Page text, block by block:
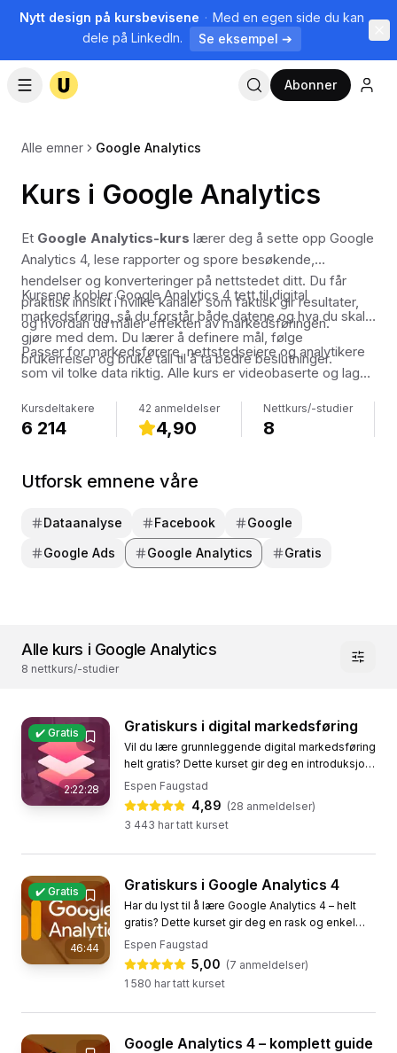
Nytt design på kursbevisene · Med en egen side du kan
dele på LinkedIn.
Se eksempel ➔
Abonner
Alle emner Google Analytics
Kurs i Google Analytics
Et Google Analytics-kurs lærer deg å sette opp Google
Analytics 4, lese rapporter og spore besøkende,
hendelser og konverteringer på nettstedet ditt. Du får
praktisk innsikt i hvilke kanaler som faktisk gir resultater,
og hvordan du måler effekten av markedsføringen.
Kursene kobler Google Analytics 4 tett til digital
markedsføring, så du forstår både datene og hva du skal
gjøre med dem. Du lærer å definere mål, følge
brukerreiser og bruke tall til å ta bedre beslutninger.
Passer for markedsførere, nettstedseiere og analytikere
som vil tolke data riktig. Alle kurs er videobaserte og laget
Kursdeltakere
6 214
42 anmeldelser
4,90
Nettkurs/-studier
8
Utforsk emnene våre
Dataanalyse Facebook
Google
Google Ads
Google Analytics Gratis
Alle kurs i Google Analytics
8 nettkurs/-studier
✔️ Gratis
2:22:28
Gratiskurs i digital markedsføring
Vil du lære grunnleggende digital markedsføring
helt gratis? Dette kurset gir deg en introduksjon
til tre av de mest effektive verktøyene for å
skape vekst og...
Espen Faugstad
4,89 (28 anmeldelser)
3 443 har tatt kurset
✔️ Gratis
46:44
Gratiskurs i Google Analytics 4
Har du lyst til å lære Google Analytics 4 – helt
gratis? Dette kurset gir deg en rask og enkel
innføring i hvordan du kommer i gang med
verdens mest populære...
Espen Faugstad
5,00 (7 anmeldelser)
1 580 har tatt kurset
Google Analytics 4 – komplett guide